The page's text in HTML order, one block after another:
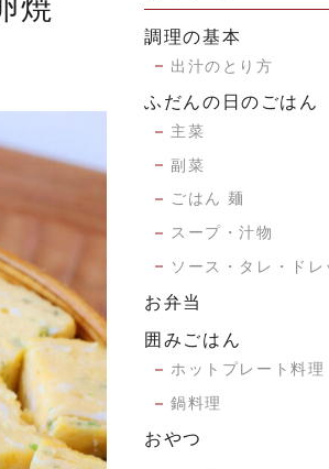
焼
調理の基本
出汁のとり方
ふだんの日のごはん
主菜
副菜
ごはん 麺
スープ・汁物
ソース・タレ・ドレ
お弁当
囲みごはん
ホットプレート料理
鍋料理
おやつ